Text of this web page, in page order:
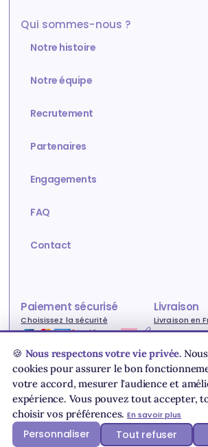
Qui sommes-nous ?
Notre histoire
Notre équipe
Recrutement
Partenaires
Engagements
FAQ
Contact
Paiement sécurisé
Choisissez la sécurité
Livraison
Livraison en
80€ !
Conditions générales de vente
Charte des données personnelles
Mentions légales
🍪 Nous respectons votre vie privée.
cookies pour assurer le bon
votre accord, mesurer l'audience et
expérience. Vous pouvez tout accepter,
choisir vos préférences. En savoir plus
Personnaliser Tout refuser